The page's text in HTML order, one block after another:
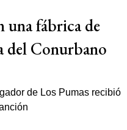
una fábrica de
del Conurbano